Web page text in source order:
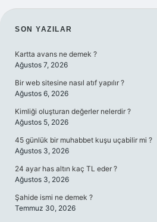
SIDEBAR
SON YAZILAR
Kartta avans ne demek ?
Ağustos 7, 2026
Bir web sitesine nasıl atıf yapılır ?
Ağustos 6, 2026
Kimliği oluşturan değerler nelerdir ?
Ağustos 5, 2026
45 günlük bir muhabbet kuşu uçabilir mi ?
Ağustos 3, 2026
24 ayar has altın kaç TL eder ?
Ağustos 3, 2026
Şahide ismi ne demek ?
Temmuz 30, 2026